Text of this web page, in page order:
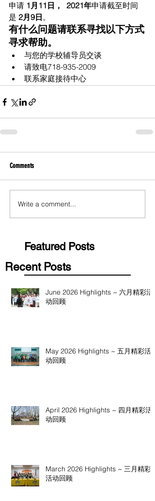
申请 1月11日，  2021年申请截至时间
是 2月9日。
有什么问题请联系寻找以下方式
寻求帮助。
与您的学校辅导员交谈
请致电718-935-2009
联系家庭接待中心
Comments
Write a comment...
Featured Posts
Recent Posts
June 2026 Highlights ~ 六月精彩活
动回顾
May 2026 Highlights ~ 五月精彩活
动回顾
April 2026 Highlights ~ 四月精彩活
动回顾
March 2026 Highlights ~ 三月精彩
活动回顾